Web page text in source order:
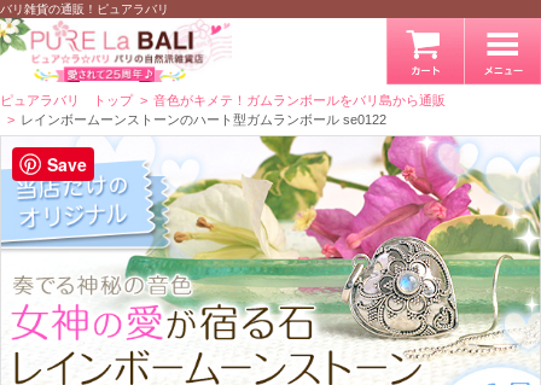
バリ雑貨の通販！ピュアラバリ
ピュアラバリ トップ
音色がキメテ！ガムランボールをバリ島から通販
レインボームーンストーンのハート型ガムランボール se0122
Save